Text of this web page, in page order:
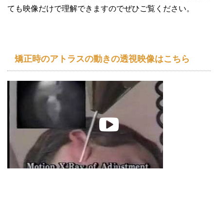
ても映像だけで理解できますのでぜひご覧ください。
矯正時のアトラスの動きの透視映像はこちら